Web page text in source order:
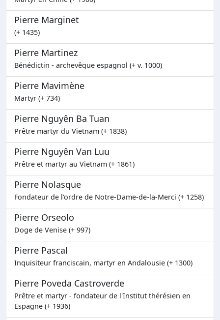
Pierre Marginet
(+ 1435)
Pierre Martinez
Bénédictin - archevêque espagnol (+ v. 1000)
Pierre Mavimène
Martyr (+ 734)
Pierre Nguyên Ba Tuan
Prêtre martyr du Vietnam (+ 1838)
Pierre Nguyên Van Luu
Prêtre et martyr au Vietnam (+ 1861)
Pierre Nolasque
Fondateur de l'ordre de Notre-Dame-de-la-Merci (+ 1258)
Pierre Orseolo
Doge de Venise (+ 997)
Pierre Pascal
Inquisiteur franciscain, martyr en Andalousie (+ 1300)
Pierre Poveda Castroverde
Prêtre et martyr - fondateur de l'Institut thérésien en
Espagne (+ 1936)